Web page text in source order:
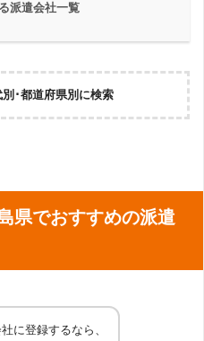
派遣会社一覧
･都道府県別に検索
県でおすすめの派遣
に登録するなら、